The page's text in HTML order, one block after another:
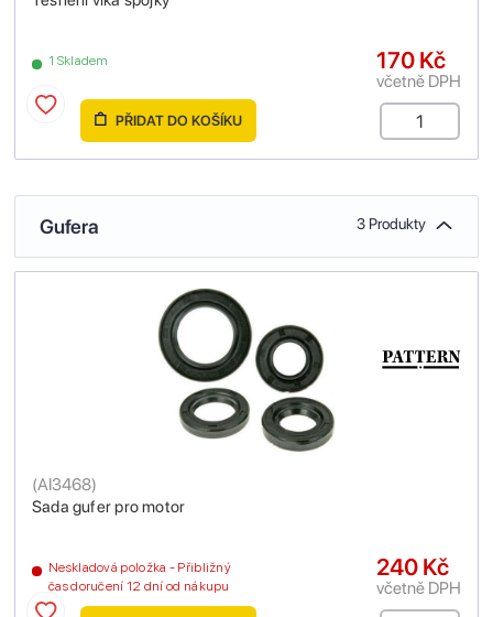
1 Skladem 170 Kč
včetně DPH
PŘIDAT DO KOŠÍKU
Gufera 3 Produkty
Sada gufer pro motor
(AI3468)
Neskladová položka - Přibližný
čas doručení 12 dní od nákupu
240 Kč
včetně DPH